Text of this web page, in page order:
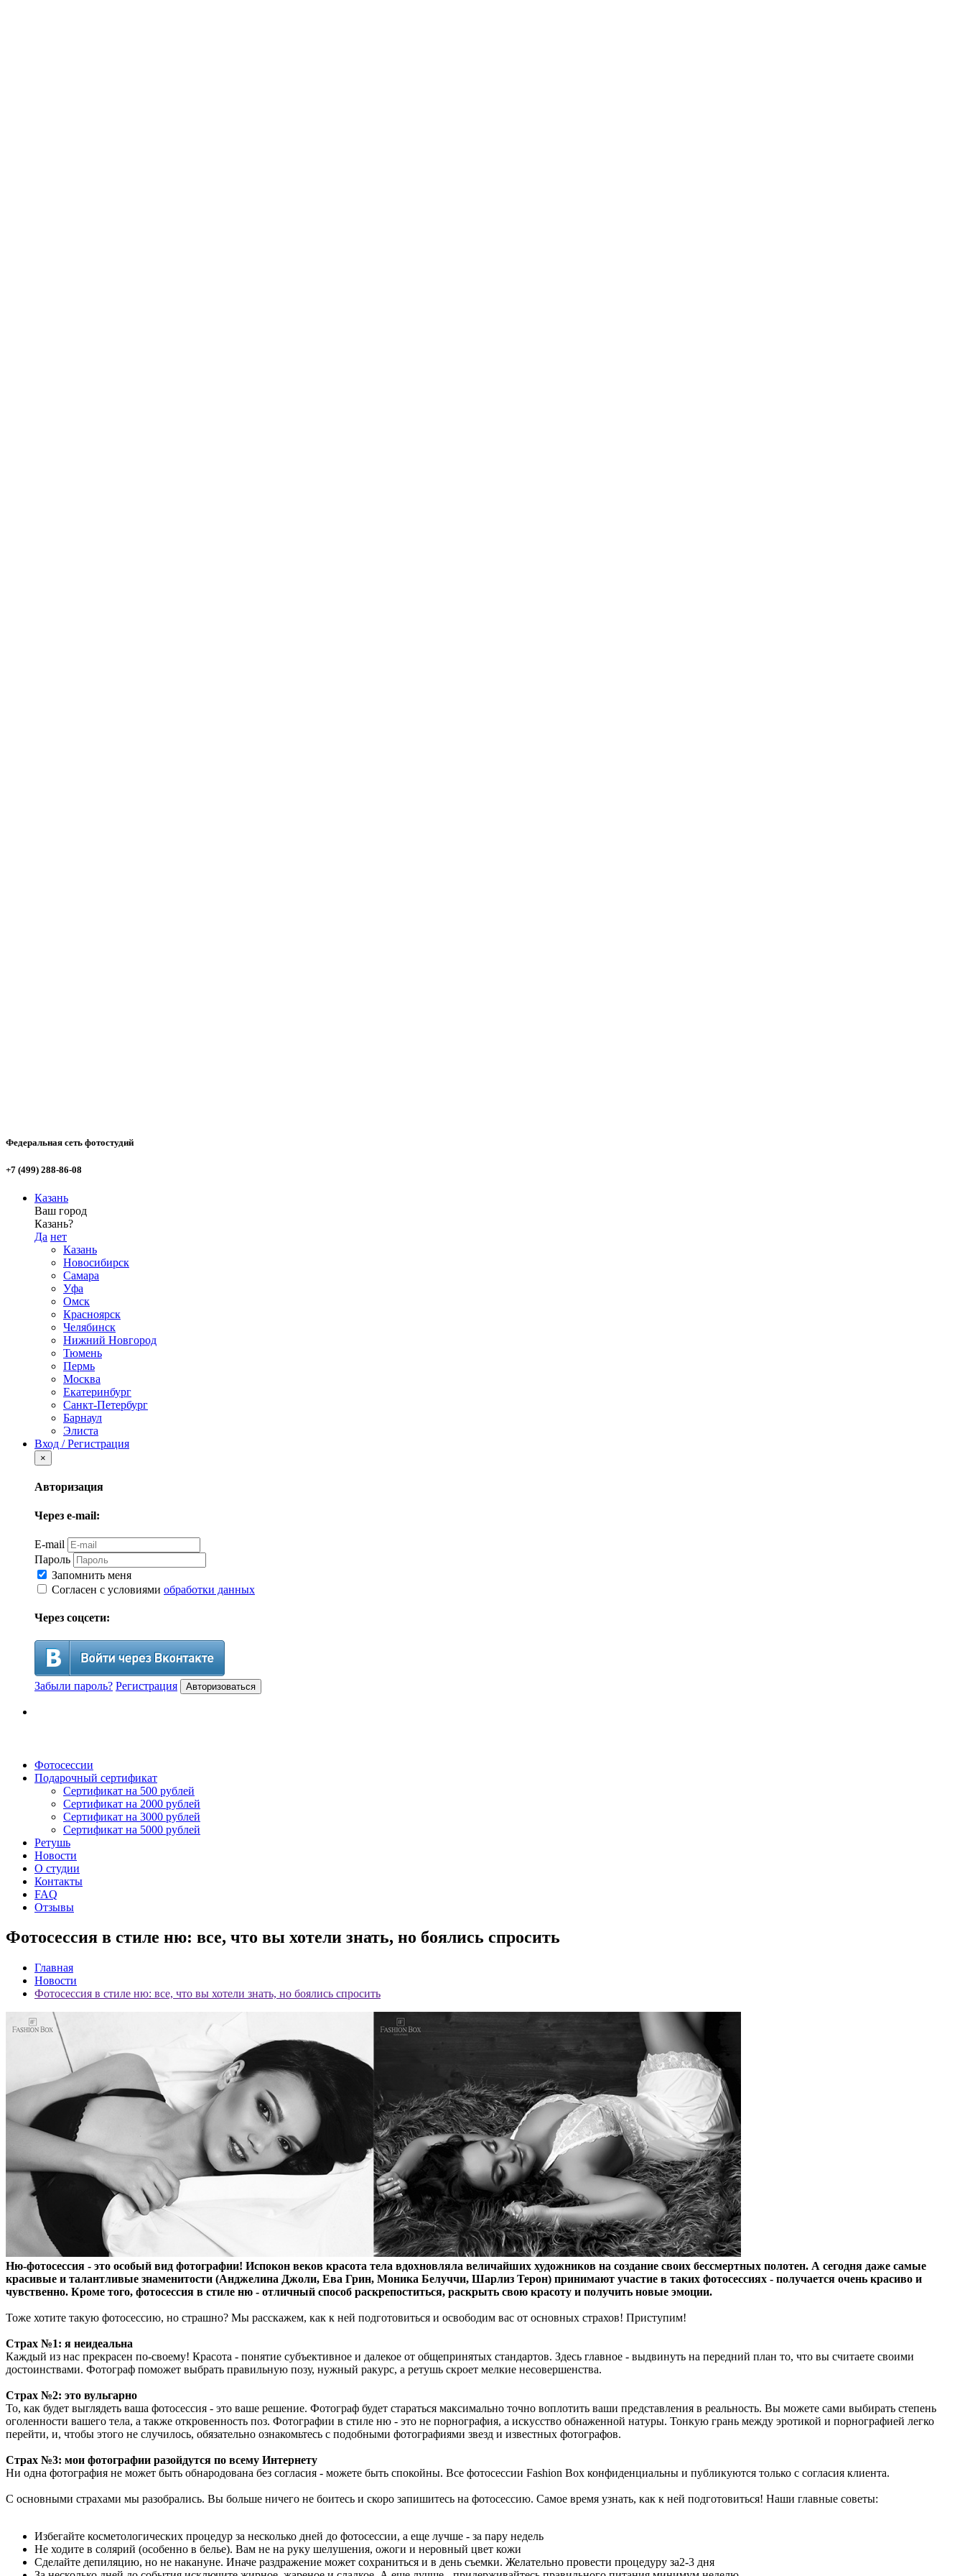
Федеральная сеть фотостудий
+7 (499) 288-86-08
Казань
Ваш город
Казань?
Да нет
Казань
Новосибирск
Самара
Уфа
Омск
Красноярск
Челябинск
Нижний Новгород
Тюмень
Пермь
Москва
Екатеринбург
Санкт-Петербург
Барнаул
Элиста
Вход / Регистрация
×
Авторизация
Через e-mail:
E-mail
Пароль
Запомнить меня
Согласен с условиями обработки данных
Через соцсети:
Забыли пароль? Регистрация Авторизоваться
Фотосессии
Подарочный сертификат
Сертификат на 500 рублей
Сертификат на 2000 рублей
Сертификат на 3000 рублей
Сертификат на 5000 рублей
Ретушь
Новости
О студии
Контакты
FAQ
Отзывы
Фотосессия в стиле ню: все, что вы хотели знать, но боялись спросить
Главная
Новости
Фотосессия в стиле ню: все, что вы хотели знать, но боялись спросить
Ню-фотосессия - это особый вид фотографии! Испокон веков красота тела вдохновляла величайших художников на создание своих бессмертных полотен. А сегодня даже самые
красивые и талантливые знаменитости (Анджелина Джоли, Ева Грин, Моника Белуччи, Шарлиз Терон) принимают участие в таких фотосессиях - получается очень красиво и
чувственно. Кроме того, фотосессия в стиле ню - отличный способ раскрепоститься, раскрыть свою красоту и получить новые эмоции.
Тоже хотите такую фотосессию, но страшно? Мы расскажем, как к ней подготовиться и освободим вас от основных страхов! Приступим!
Страх №1: я неидеальна
Каждый из нас прекрасен по-своему! Красота - понятие субъективное и далекое от общепринятых стандартов. Здесь главное - выдвинуть на передний план то, что вы считаете своими
достоинствами. Фотограф поможет выбрать правильную позу, нужный ракурс, а ретушь скроет мелкие несовершенства.
Страх №2: это вульгарно
То, как будет выглядеть ваша фотосессия - это ваше решение. Фотограф будет стараться максимально точно воплотить ваши представления в реальность. Вы можете сами выбирать степень
оголенности вашего тела, а также откровенность поз. Фотографии в стиле ню - это не порнография, а искусство обнаженной натуры. Тонкую грань между эротикой и порнографией легко
перейти, и, чтобы этого не случилось, обязательно ознакомьтесь с подобными фотографиями звезд и известных фотографов.
Страх №3: мои фотографии разойдутся по всему Интернету
Ни одна фотография не может быть обнародована без согласия - можете быть спокойны. Все фотосессии Fashion Box конфиденциальны и публикуются только с согласия клиента.
С основными страхами мы разобрались. Вы больше ничего не боитесь и скоро запишитесь на фотосессию. Самое время узнать, как к ней подготовиться! Наши главные советы:
Избегайте косметологических процедур за несколько дней до фотосессии, а еще лучше - за пару недель
Не ходите в солярий (особенно в белье). Вам не на руку шелушения, ожоги и неровный цвет кожи
Сделайте депиляцию, но не накануне. Иначе раздражение может сохраниться и в день съемки. Желательно провести процедуру за2-3 дня